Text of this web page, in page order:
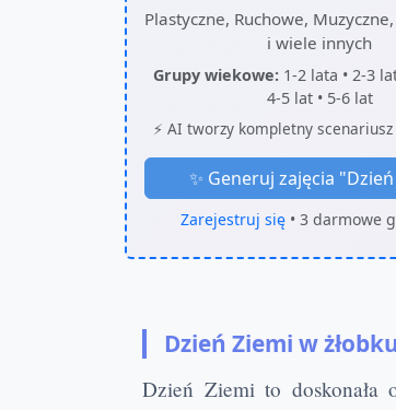
Plastyczne, Ruchowe,
i wiele innych
Grupy wiekowe: 1-2 lata • 2-3
4-5 lat • 5-6 lat
⚡ AI tworzy kompletny
✨ Generuj zajęcia "
Zarejestruj się• 3 darmowe
Dzień Ziemi w
Dzień Ziemi to doskonała